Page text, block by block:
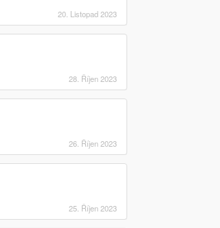
20. Listopad 2023
28. Říjen 2023
26. Říjen 2023
25. Říjen 2023